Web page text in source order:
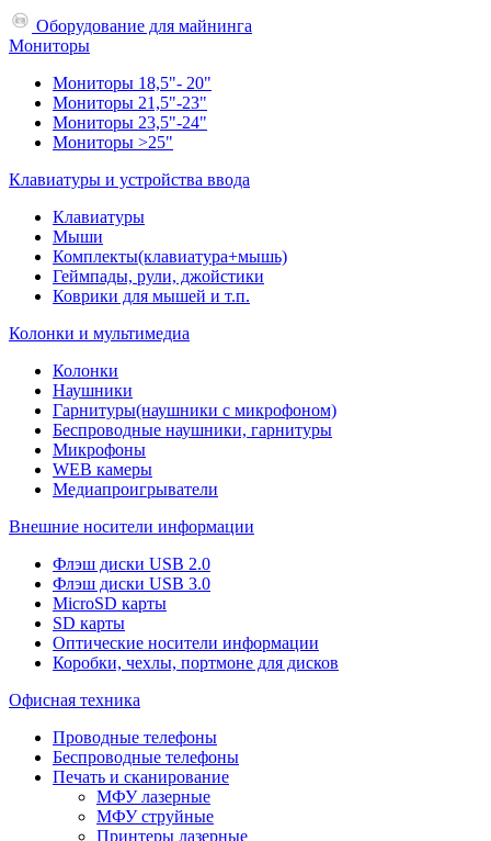
Оборудование для майнинга
Мониторы
Мониторы 18,5"- 20"
Мониторы 21,5"-23"
Мониторы 23,5"-24"
Мониторы >25"
Клавиатуры и устройства ввода
Клавиатуры
Мыши
Комплекты(клавиатура+мышь)
Геймпады, рули, джойстики
Коврики для мышей и т.п.
Колонки и мультимедиа
Колонки
Наушники
Гарнитуры(наушники с микрофоном)
Беспроводные наушники, гарнитуры
Микрофоны
WEB камеры
Медиапроигрыватели
Внешние носители информации
Флэш диски USB 2.0
Флэш диски USB 3.0
MicroSD карты
SD карты
Оптические носители информации
Коробки, чехлы, портмоне для дисков
Офисная техника
Проводные телефоны
Беспроводные телефоны
Печать и сканирование
МФУ лазерные
МФУ струйные
Принтеры лазерные